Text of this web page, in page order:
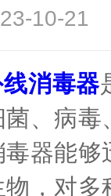
10-
消毒器
、病
器能
，对